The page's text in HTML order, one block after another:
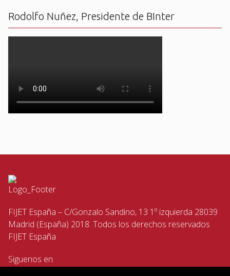
Rodolfo Nuñez, Presidente de BInter
FIJET España – C/Gonzalo Sandino, 13 1º izquierda 28039
Madrid (España) 2018. Todos los derechos reservados
FIJET España
Siguenos en